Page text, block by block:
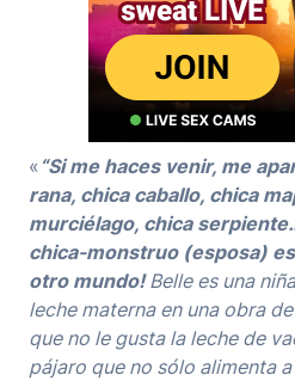
« “Si me haces venir, me
rana, chica caballo, chica
murciélago, chica
chica-monstruo (esposa)
otro mundo!Belle es una
leche materna en una obra
que no le gusta la leche de
pájaro que no sólo alimenta